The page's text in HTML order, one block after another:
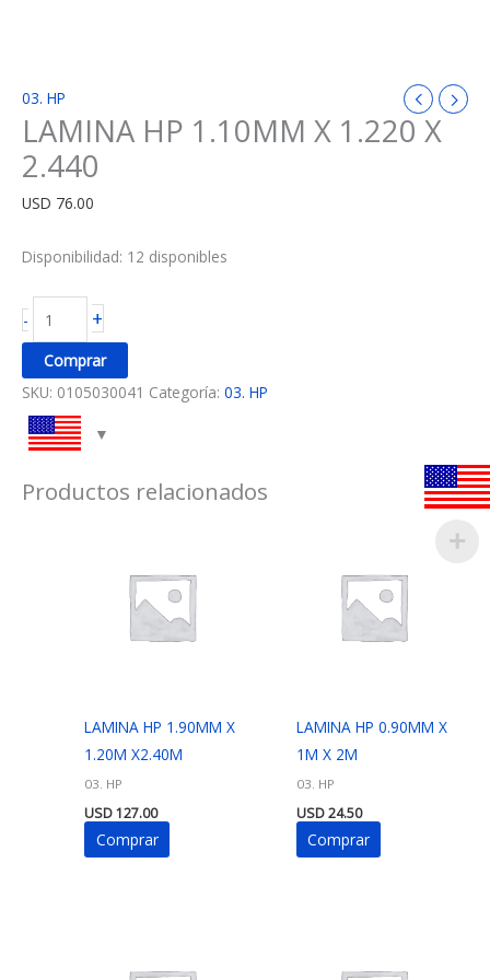
03. HP
LAMINA HP 1.10MM X 1.220 X
2.440
USD 76.00
Disponibilidad: 12 disponibles
- +
Comprar
SKU: 0105030041 Categoría: 03. HP
Productos relacionados
LAMINA HP 1.90MM X
1.20M X2.40M
03. HP
USD127.00
Comprar
LAMINA HP 0.90MM X
1M X 2M
03. HP
USD24.50
Comprar